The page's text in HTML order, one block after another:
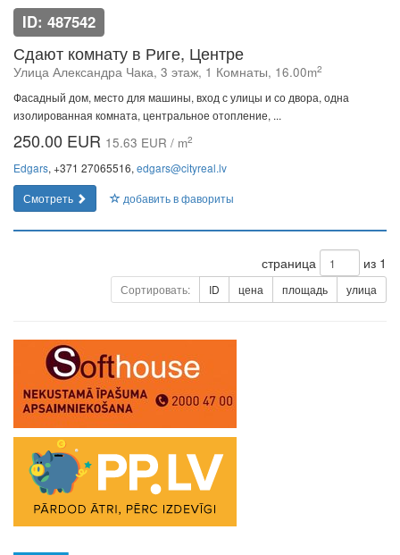
ID: 487542
Сдают комнату в Риге, Центре
Улица Александра Чака, 3 этаж, 1 Комнаты, 16.00m2
Фасадный дом, место для машины, вход с улицы и со двора, одна
изолированная комната, центральное отопление, ...
250.00 EUR 15.63 EUR / m2
Edgars, +371 27065516, edgars@cityreal.lv
Смотреть
добавить в фавориты
страница из 1
Сортировать: ID цена площадь улица